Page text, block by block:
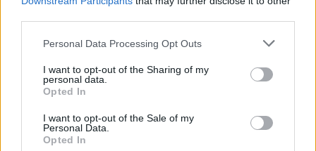
Please note that this website/app uses one or more Google
not limited to your visit or usage behaviour. You may click to
grant or deny consent to Google and its third-party tags to
use your data for below specified purposes in below Google
consent section.
Personal Data Processing Opt Outs
I want to opt-out of the Sharing of my
personal data.
Opted In
I want to opt-out of the Sale of my
Personal Data.
Opted In
Parc Fermé